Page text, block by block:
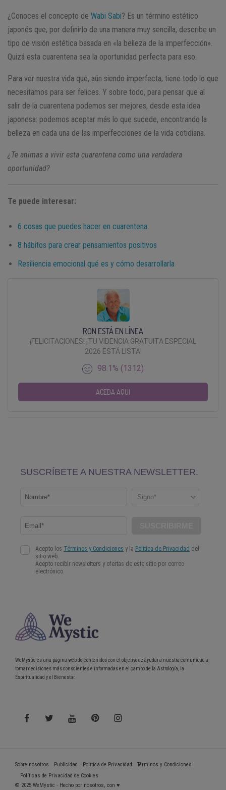
¿Conoces el concepto de Wabi Sabi? Es un término estético
japonés que, por definirlo de una manera muy sencilla, describe un
tipo de visión estética basada en «la belleza de la imperfección».
Quizá esta cuarentena sea la oportunidad perfecta para eso.
Para ver nuestra vida que, aún siendo imperfecta, tiene todo lo que
necesitamos para ser felices. Y sobre todo, para pensar que al
salir de la cuarentena podemos ser mejores, desde esta idea
japonesa: podemos aceptar más lo que sucede, encontrando la
belleza en cada una de las imperfecciones de la vida cotidiana.
¿Te animas a vivir esta cuarentena como una verdadera
oportunidad?
Te puede interesar:
6 cosas que puedes hacer en cuarentena
8 hábitos para crear pensamientos positivos
Resiliencia emocional qué es y cómo desarrollarla
RON ESTÁ EN LÍNEA
¡FELICITACIONES! ¡TU VIDENCIA GRATUITA ESPECIAL
2026 ESTÁ LISTA!
98.1% (1312)
ACEDA AQUI
WeMystic es una página web de contenidos con el objetivo de ayudar a nuestra comunidad a
tomar decisiones más conscientes e informadas en el campo de la Astrología, la
Espiritualidad y el Bienestar.
Sobre nosotros Publicidad Política de Privacidad
Términos y Condiciones
Políticas de Privacidad de Cookies
© 2025 WeMystic - Hecho por nosotros, con ♥